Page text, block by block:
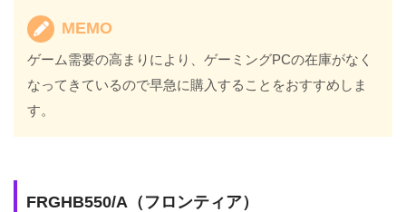
MEMO
ゲーム需要の高まりにより、ゲーミングPCの在庫がなく
なってきているので早急に購入することをおすすめしま
す。
FRGHB550/A（フロンティア）